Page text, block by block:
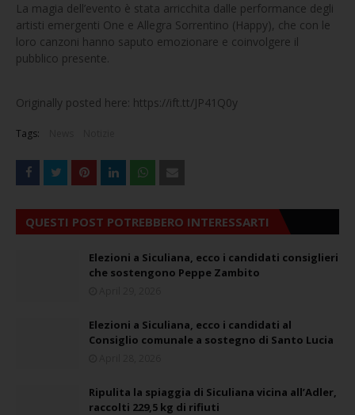
La magia dell’evento è stata arricchita dalle performance degli
artisti emergenti One e Allegra Sorrentino (Happy), che con le
loro canzoni hanno saputo emozionare e coinvolgere il
pubblico presente.
Originally posted here: https://ift.tt/JP41Q0y
Tags:
QUESTI POST POTREBBERO INTERESSARTI
Elezioni a Siculiana, ecco i candidati consiglieri
che sostengono Peppe Zambito
Elezioni a Siculiana, ecco i candidati al
Consiglio comunale a sostegno di Santo Lucia
Ripulita la spiaggia di Siculiana vicina all’Adler,
raccolti 229,5 kg di rifiuti